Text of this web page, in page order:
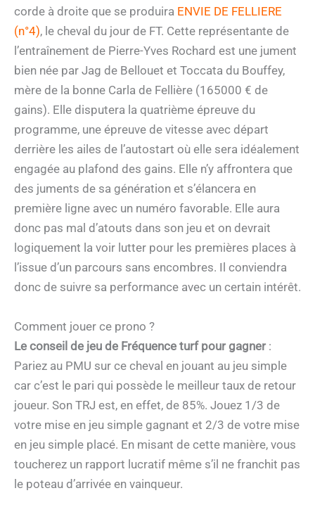
corde à droite que se produira ENVIE DE FELLIERE
(n°4), le cheval du jour de FT. Cette représentante de
l’entraînement de Pierre-Yves Rochard est une jument
bien née par Jag de Bellouet et Toccata du Bouffey,
mère de la bonne Carla de Fellière (165000 € de
gains). Elle disputera la quatrième épreuve du
programme, une épreuve de vitesse avec départ
derrière les ailes de l’autostart où elle sera idéalement
engagée au plafond des gains. Elle n’y affrontera que
des juments de sa génération et s’élancera en
première ligne avec un numéro favorable. Elle aura
donc pas mal d’atouts dans son jeu et on devrait
logiquement la voir lutter pour les premières places à
l’issue d’un parcours sans encombres. Il conviendra
donc de suivre sa performance avec un certain intérêt.
Comment jouer ce prono ?
Le conseil de jeu de Fréquence turf pour gagner:
Pariez au PMU sur ce cheval en jouant au jeu simple
car c’est le pari qui possède le meilleur taux de retour
joueur. Son TRJ est, en effet, de 85%. Jouez 1/3 de
votre mise en jeu simple gagnant et 2/3 de votre mise
en jeu simple placé. En misant de cette manière, vous
toucherez un rapport lucratif même s’il ne franchit pas
le poteau d’arrivée en vainqueur.